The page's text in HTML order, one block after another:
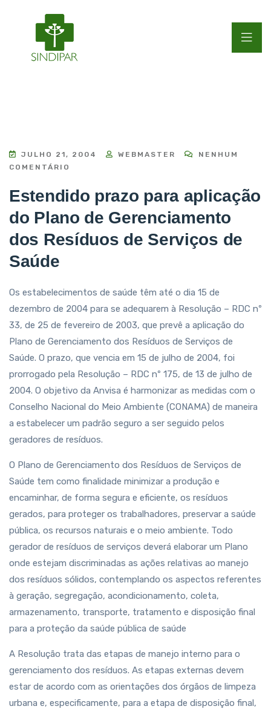
JULHO 21, 2004 WEBMASTER
NENHUM
COMENTÁRIO
Estendido prazo para aplicação
do Plano de Gerenciamento
dos Resíduos de Serviços de
Saúde
Os estabelecimentos de saúde têm até o dia 15 de
dezembro de 2004 para se adequarem à Resolução – RDC nº
33, de 25 de fevereiro de 2003, que prevê a aplicação do
Plano de Gerenciamento dos Resíduos de Serviços de
Saúde. O prazo, que vencia em 15 de julho de 2004, foi
prorrogado pela Resolução – RDC nº 175, de 13 de julho de
2004. O objetivo da Anvisa é harmonizar as medidas com o
Conselho Nacional do Meio Ambiente (CONAMA) de maneira
a estabelecer um padrão seguro a ser seguido pelos
geradores de resíduos.
O Plano de Gerenciamento dos Resíduos de Serviços de
Saúde tem como finalidade minimizar a produção e
encaminhar, de forma segura e eficiente, os resíduos
gerados, para proteger os trabalhadores, preservar a saúde
pública, os recursos naturais e o meio ambiente. Todo
gerador de resíduos de serviços deverá elaborar um Plano
onde estejam discriminadas as ações relativas ao manejo
dos resíduos sólidos, contemplando os aspectos referentes
à geração, segregação, acondicionamento, coleta,
armazenamento, transporte, tratamento e disposição final
para a proteção da saúde pública de saúde
A Resolução trata das etapas de manejo interno para o
gerenciamento dos resíduos. As etapas externas devem
estar de acordo com as orientações dos órgãos de limpeza
urbana e, especificamente, para a etapa de disposição final,